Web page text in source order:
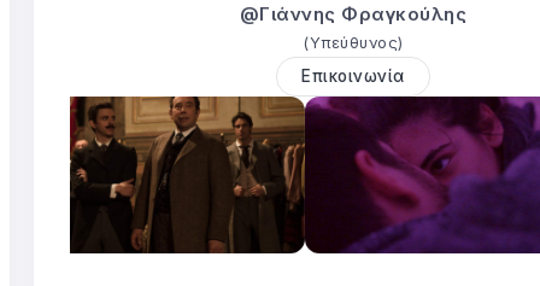
@Γιάννης Φραγκούλης
(Υπεύθυνος)
Επικοινωνία